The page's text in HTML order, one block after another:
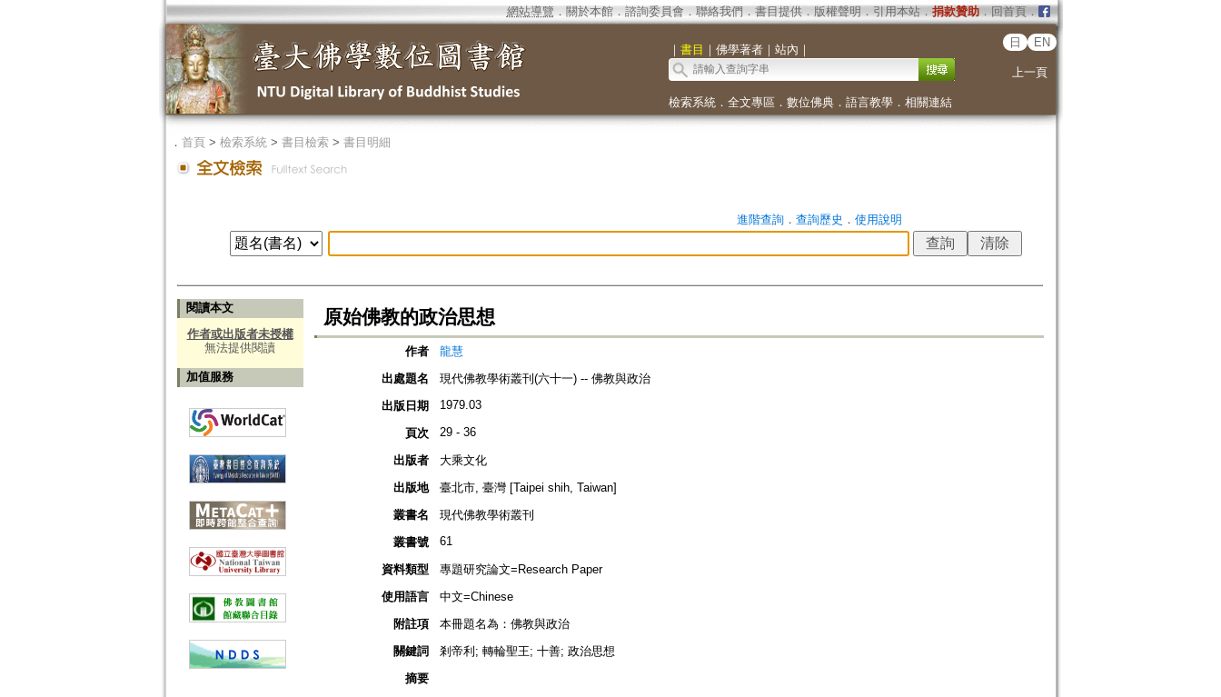
網站導覽 ． 關於本館． 諮詢委員會． 聯絡我們 ． 書目提供． 版權聲明 ． 引用本站． 捐款贊助．回首頁．
｜ 書目 ｜ 佛學著者｜ 站內 ｜
日 EN
上一頁
檢索系統． 全文專區 ． 數位佛典． 語言教學． 相關連結
． 首頁> 檢索系統> 書目檢索> 書目明細
進階查詢． 查詢歷史 ． 使用說明
閱讀本文
作者或出版者未授權
無法提供閱讀
加值服務
原始佛教的政治思想
作者
龍慧
出處題名
現代佛教學術叢刊(六十一) -- 佛教與政治
出版日期
1979.03
頁次 29 - 36
出版者
大乘文化
出版地
臺北市, 臺灣 [Taipei shih, Taiwan]
叢書名
現代佛教學術叢刊
叢書號
61
資料類型
專題研究論文=Research Paper
使用語言
中文=Chinese
附註項
本冊題名為：佛教與政治
關鍵詞
剎帝利; 轉輪聖王; 十善; 政治思想
摘要